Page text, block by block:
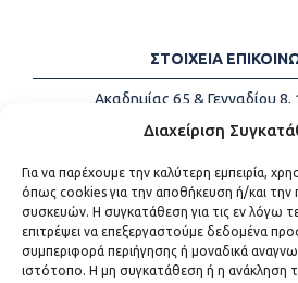
Διαχείριση
Για να παρέχουμε την καλύτερη εμπειρία,
όπως cookies για την αποθήκευση ή/και
συσκευών. Η συγκατάθεση για τις εν λόγω
επιτρέψει να επεξεργαστούμε δεδομένα
συμπεριφορά περιήγησης ή μοναδικά
ιστότοπο. Η μη συγκατάθεση ή η ανάκληση
ΣΤΟΙΧΕΙΑ
Ακαδημίας 65 & Γενναδίου
Τηλέφωνα:
+30 213-
Email:
ΧΡΗΣΙΜΟΙ